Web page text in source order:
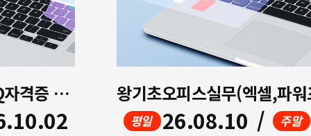
기초실무 오피스과정(엑셀)+ITQ자격증 ( 평일저녁반)
평일 26.08.10 / 주말